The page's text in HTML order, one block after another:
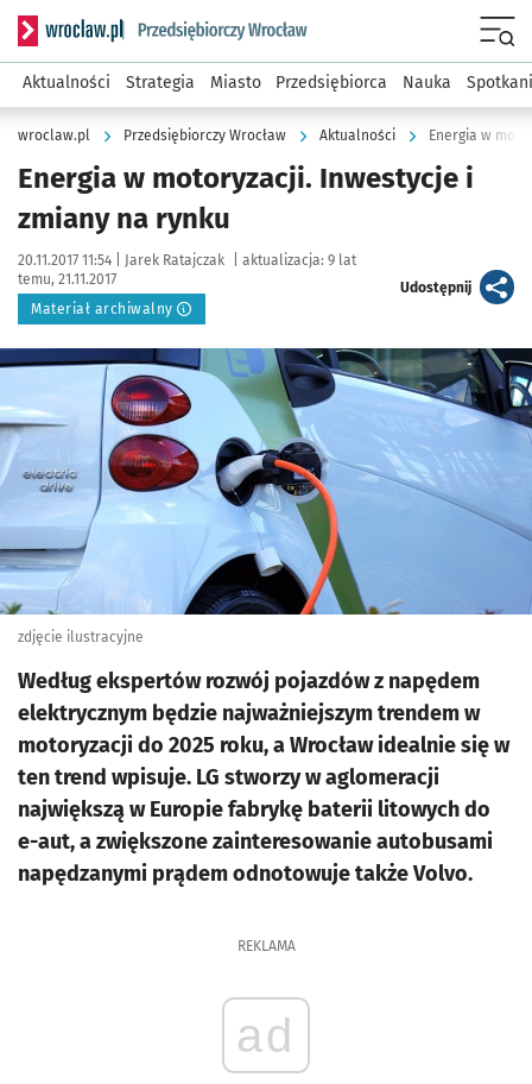
Serwis informacyjny wroclaw.pl podserwis: Strategia
Aktualności Strategia Miasto Przedsiębiorca Nauka
wroclaw.pl Przedsiębiorczy Wrocław Aktualności Energia w
Energia w motoryzacji. Inwestycje i
zmiany na rynku
Data publikacji:
20.11.2017 11:54 | Autor:
Jarek Ratajczak aktualizacja: 9 lat
temu, 21.11.2017
Materiał archiwalny
Udostępnijartykuł
Kliknij, aby powiększyć
zdjęcie ilustracyjne
Według ekspertów rozwój pojazdów z napędem
elektrycznym będzie najważniejszym trendem w
motoryzacji do 2025 roku, a Wrocław idealnie się w
ten trend wpisuje. LG stworzy w aglomeracji
największą w Europie fabrykę baterii litowych do
e-aut, a zwiększone zainteresowanie autobusami
napędzanymi prądem odnotowuje także Volvo.
REKLAMA
ad